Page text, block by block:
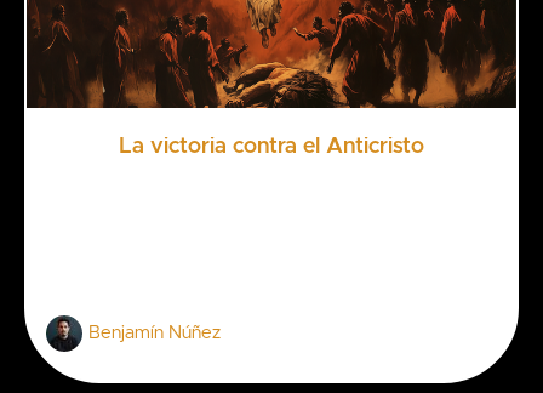
La victoria contra el Anticristo
Benjamín Núñez